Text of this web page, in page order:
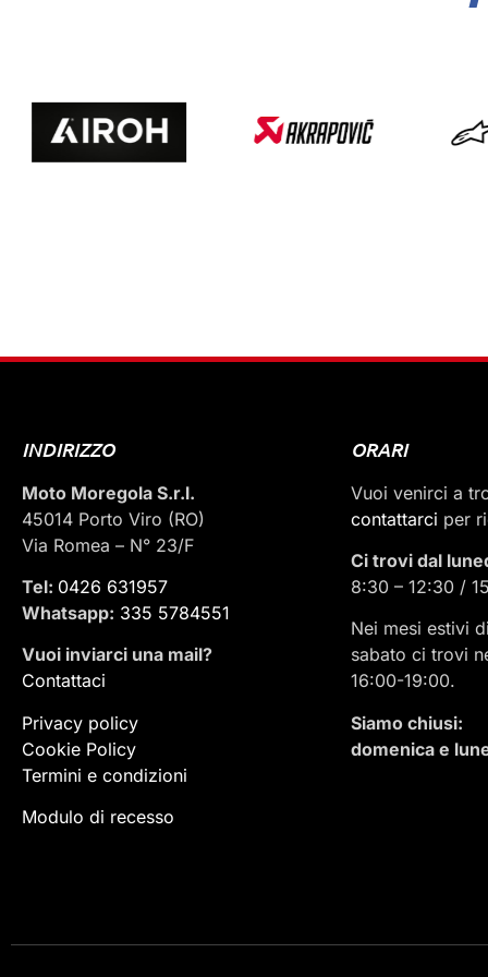
INDIRIZZO
Moto Moregola S.r.l.
45014 Porto Viro (RO)
Via Romea – N° 23/F
Tel: 0426 631957
Whatsapp: 335 5784551
Vuoi inviarci una mail?
Contattaci
Privacy policy
Cookie Policy
Termini e condizioni
Modulo di recesso
ORARI
Vuoi venirci a
contattarci per
Ci trovi dal
8:30 – 12:30 /
Nei mesi estivi
sabato ci trovi
16:00-19:00.
Siamo chiusi:
domenica e